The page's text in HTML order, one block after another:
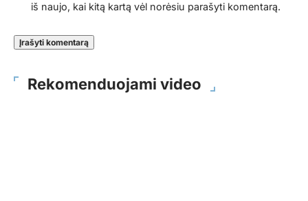
iš naujo, kai kitą kartą vėl norėsiu parašyti komentarą.
Rekomenduojami video